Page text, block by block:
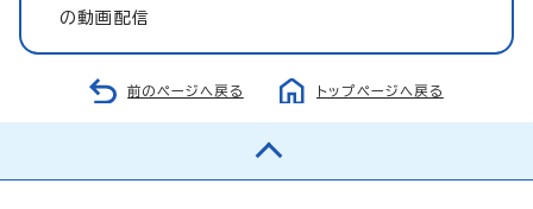
の動画配信
前のページへ戻る トップページへ戻る